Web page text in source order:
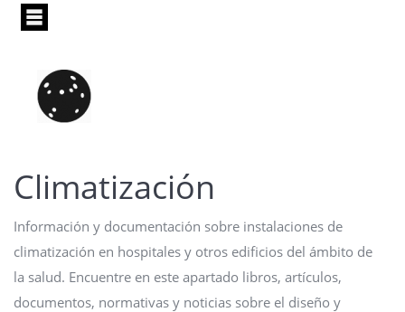
Pasar
principal
Climatización
Información y documentación sobre instalaciones de
climatización en hospitales y otros edificios del ámbito de
la salud. Encuentre en este apartado libros, artículos,
documentos, normativas y noticias sobre el diseño y